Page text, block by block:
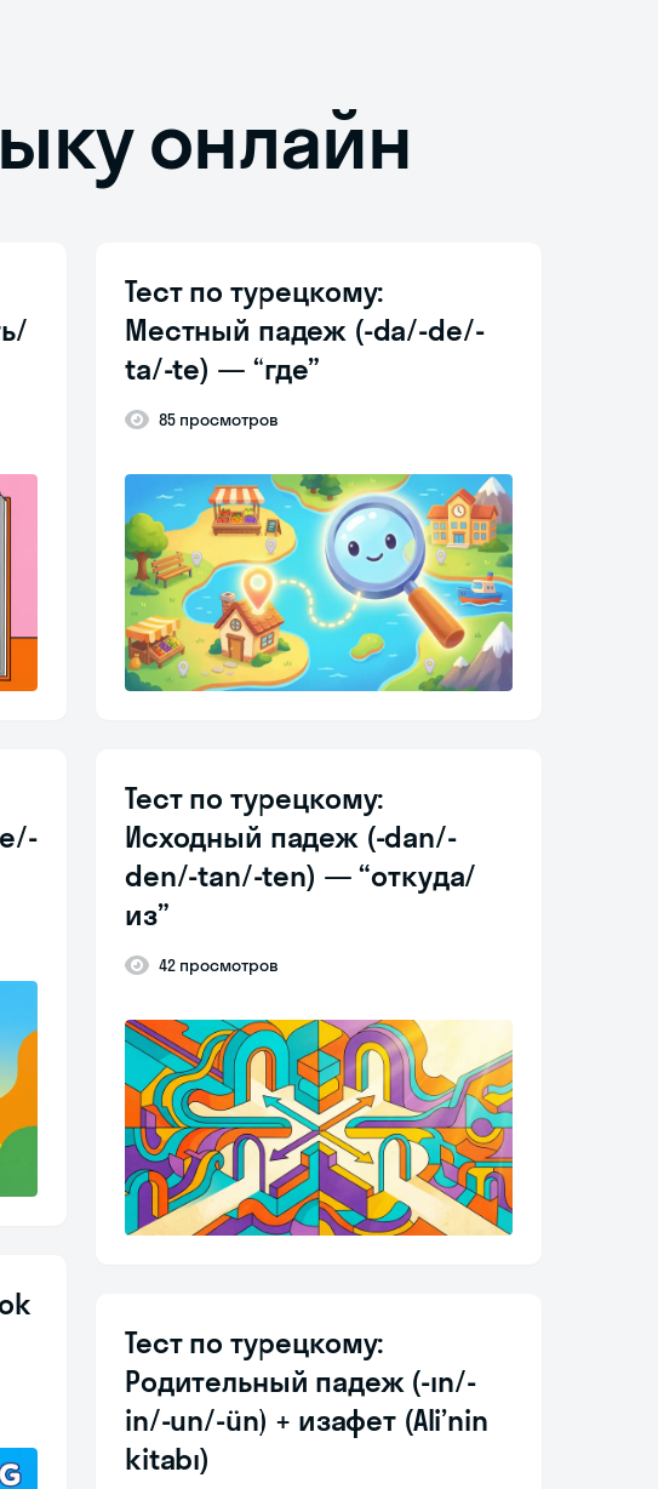
онлайн
Тест по турецкому:
Местный падеж (-da/-de/-
ta/-te) — “где”
85 просмотров
Тест по турецкому:
Исходный падеж (-dan/-
den/-tan/-ten) — “откуда/
из”
42 просмотров
Тест по турецкому:
Родительный падеж (-ın/-
in/-un/-ün) + изафет (Ali’nin
kitabı)